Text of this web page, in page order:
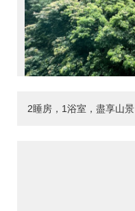
2睡房，1浴室，盡享山景